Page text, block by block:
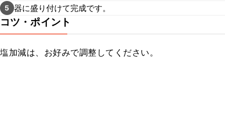
5 器に盛り付けて完成です。
コツ・ポイント
塩加減は、お好みで調整してください。